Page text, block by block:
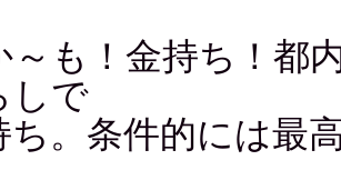
～も！金持ち！都
しで
ち。条件的には最